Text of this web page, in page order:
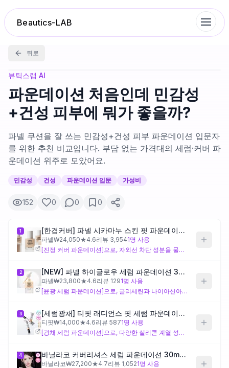
Beautics-LAB
랭킹
성분분석
나의 스킨케어
대화 이력
제품비교
Login
뒤로
뷰틱스랩 AI
파운데이션 처음인데 민감성
+건성 피부에 뭐가 좋을까?
파넬 쿠션을 잘 쓰는 민감성+건성 피부 파운데이션 입문자
를 위한 추천 비교입니다. 부담 없는 가격대의 세럼·커버 파
운데이션 위주로 모았어요.
민감성 건성 파운데이션 입문 가성비
152 0 0 0
1 [한겹커버] 파넬 시카마누 스킨 핏 파운데이션 30ml
파넬₩24,050★4.6리뷰 3,9541명 사용
[진정 커버 파운데이션]으로, 자외선 차단 성분을 물리적 차단제(징크옥사이드)만으로 구성해 화학 자외선 차단제에 민감하게 반응하는 피부에 상대적으로 부담이 적은 설계예요. 실리콘 기반 제형으로 얇은 레이어의 커버감을 의도하며, '시카마누'라는 제품명에서 피부 진정 방향성이 읽혀요. 다만 강한 보습 성분이 두드러지지 않아, 건성 피부라면 스킨케어 레이어링을 충분히 한 뒤 사용하는 편이 좋아요.
2 [NEW] 파넬 하이글로우 세럼 파운데이션 30ml
파넬₩23,800★4.6리뷰 1291명 사용
[윤광 세럼 파운데이션]으로, 글리세린과 나이아신아마이드가 포함되어 건성 피부에 어느 정도 수분감 있는 광채 마감을 의도한 설계예요. 화학 자외선 차단제(호모살레이트, 에칠헥실살리실레이트)가 배합되어 있어, 해당 성분에 민감하게 반응하는 피부는 사용 전 패치 테스트가 필요해요. 광채 마감을 원하는 건성 피부에 적합하지만, 민감 반응이 강한 경우 주의가 필요해요.
3 [세럼광채] 티핏 래디언스 핏 세럼 파운데이션 19colors
티핏₩14,000★4.6리뷰 5871명 사용
[광채 세럼 파운데이션]으로, 다양한 실리콘 계열 성분과 글리세린 조합으로 세럼처럼 가볍고 광채감 있는 마감을 설계한 제품이에요. 휘발성 실리콘(사이클로펜타실록세인)이 포함되어 있어, 민감성 피부는 사용 전 성분 반응 여부를 먼저 확인하는 것이 좋아요. 19가지 색상 라인업으로 셰이드 선택 폭이 넓어 파운데이션 입문자가 피부톤을 맞추기에 수월한 장점이 있어요.
4 바닐라코 커버리셔스 세럼 파운데이션 30ml 5종
바닐라코₩27,200★4.7리뷰 1,0521명 사용